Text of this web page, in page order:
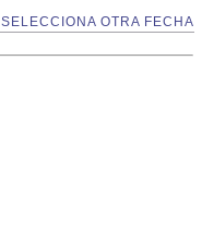
SELECCIONA OTRA FECHA